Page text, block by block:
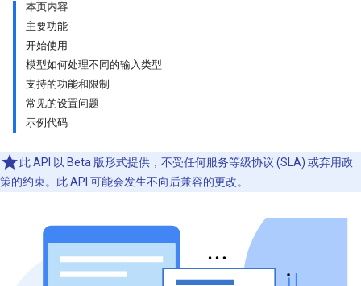
本页内容
主要功能
开始使用
模型如何处理不同的输入类型
支持的功能和限制
常见的设置问题
示例代码
此 API 以 Beta 版形式提供，不受任何服务等级协议 (SLA) 或弃用政
策的约束。此 API 可能会发生不向后兼容的更改。